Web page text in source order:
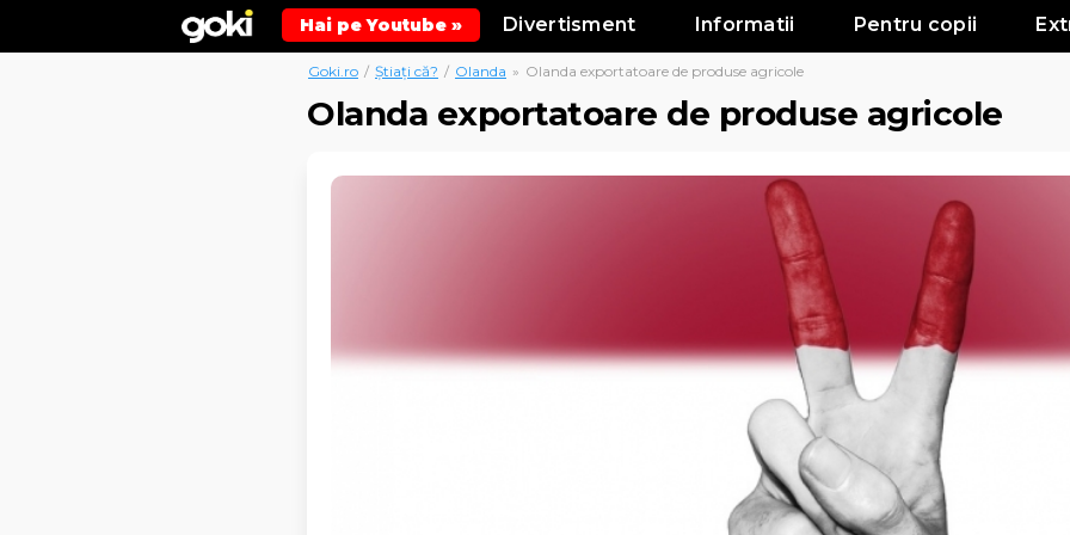
Hai pe Youtube » Divertisment Informatii Pentru copii
Goki.ro / Știați că? / Olanda » Olanda exportatoare de produse agricole
Olanda exportatoare de produse agricole